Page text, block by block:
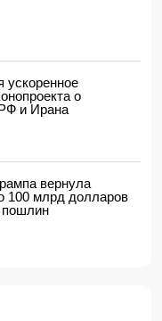
комплексная
мужа и жены в
должности посла
о
и Ирана
вернула
100 млрд долларов
пошлин